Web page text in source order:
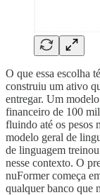
O que essa escolha
construiu um ativo
entregar. Um
financeiro de 100
fluindo até os pesos
modelo geral de
de linguagem treinou
nesse contexto. O
nuFormer começa
qualquer banco que